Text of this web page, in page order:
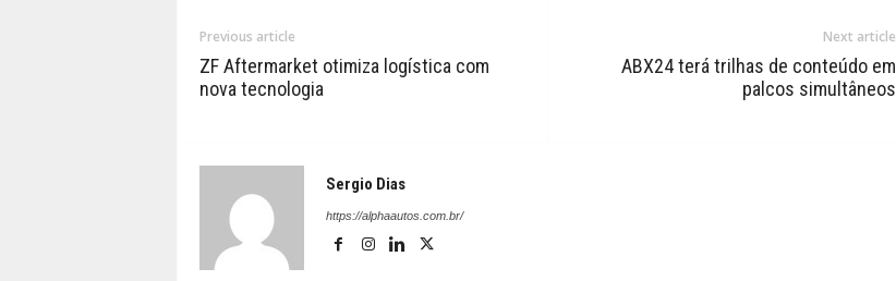
Previous article
ZF Aftermarket otimiza logística com
nova tecnologia
Next article
ABX24 terá trilhas de conteúdo em
palcos simultâneos
Sergio Dias
https://alphaautos.com.br/